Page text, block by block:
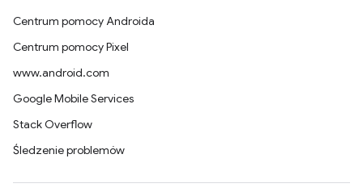
Centrum pomocy Androida
Centrum pomocy Pixel
www.android.com
Google Mobile Services
Stack Overflow
Śledzenie problemów